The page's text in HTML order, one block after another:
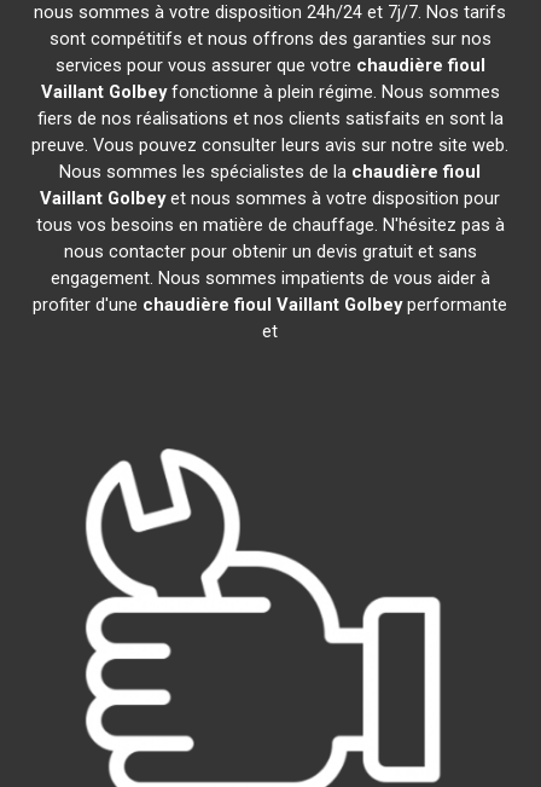
nous sommes à votre disposition 24h/24 et 7j/7. Nos tarifs
sont compétitifs et nous offrons des garanties sur nos
services pour vous assurer que votre chaudière fioul
Vaillant Golbeyfonctionne à plein régime. Nous sommes
fiers de nos réalisations et nos clients satisfaits en sont la
preuve. Vous pouvez consulter leurs avis sur notre site web.
Nous sommes les spécialistes de la chaudière fioul
Vaillant Golbeyet nous sommes à votre disposition pour
tous vos besoins en matière de chauffage. N'hésitez pas à
nous contacter pour obtenir un devis gratuit et sans
engagement. Nous sommes impatients de vous aider à
profiter d'une chaudière fioul Vaillant Golbeyperformante
et